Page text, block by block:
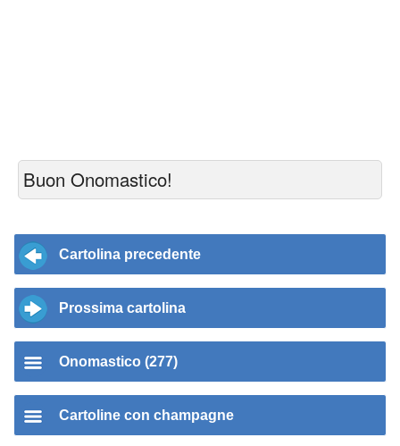
Buon Onomastico!
Cartolina precedente
Prossima cartolina
Onomastico (277)
Cartoline con champagne